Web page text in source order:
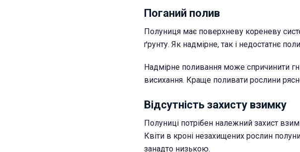
Поганий полив
Полуниця має поверхневу кореневу
ґрунту. Як надмірне, так і недостатнє
Надмірне поливання може спричинити
висихання. Краще поливати рослини
Відсутність захисту взимку
Полуниці потрібен належний захист
Квіти в кроні незахищених рослин
занадто низькою.